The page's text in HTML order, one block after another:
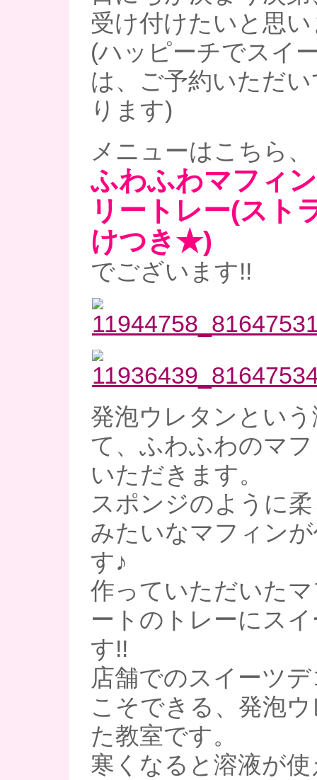
受け付けたいと思い
(ハッピーチでスイ
は、ご予約いただ
ります)
メニューはこちら、
ふわふわマフィ
リートレー(スト
けつき★)
でございます!!
発泡ウレタンとい
て、ふわふわのマ
いただきます。
スポンジのように
みたいなマフィン
す♪
作っていただいた
ートのトレーにス
す!!
店舗でのスイーツ
こそできる、発泡
た教室です。
寒くなると溶液が